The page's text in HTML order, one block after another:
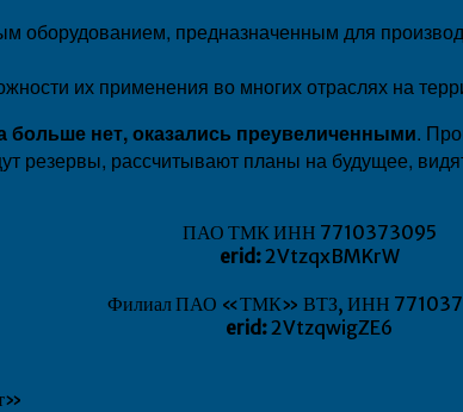
оборудованием, предназначенным для
их применения во многих отраслях на
больше нет, оказались преувеличенными.
резервы, рассчитывают планы на будущее,
ПАО ТМК ИНН 7710373095
erid:2VtzqxBMKrW
Филиал ПАО «ТМК» ВТЗ, ИНН
erid:2VtzqwigZE6